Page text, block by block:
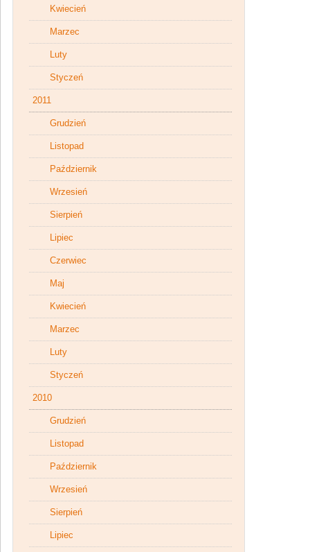
Kwiecień
Marzec
Luty
Styczeń
2011
Grudzień
Listopad
Październik
Wrzesień
Sierpień
Lipiec
Czerwiec
Maj
Kwiecień
Marzec
Luty
Styczeń
2010
Grudzień
Listopad
Październik
Wrzesień
Sierpień
Lipiec